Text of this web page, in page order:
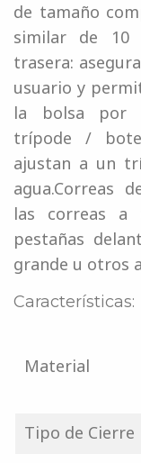
de tamaño
similar de 10
trasera:
usuario y
la bolsa por
trípode /
ajustan a un
agua.Correas
las correas a
pestañas
grande u otros
Características:
Material
Tipo de Cierre